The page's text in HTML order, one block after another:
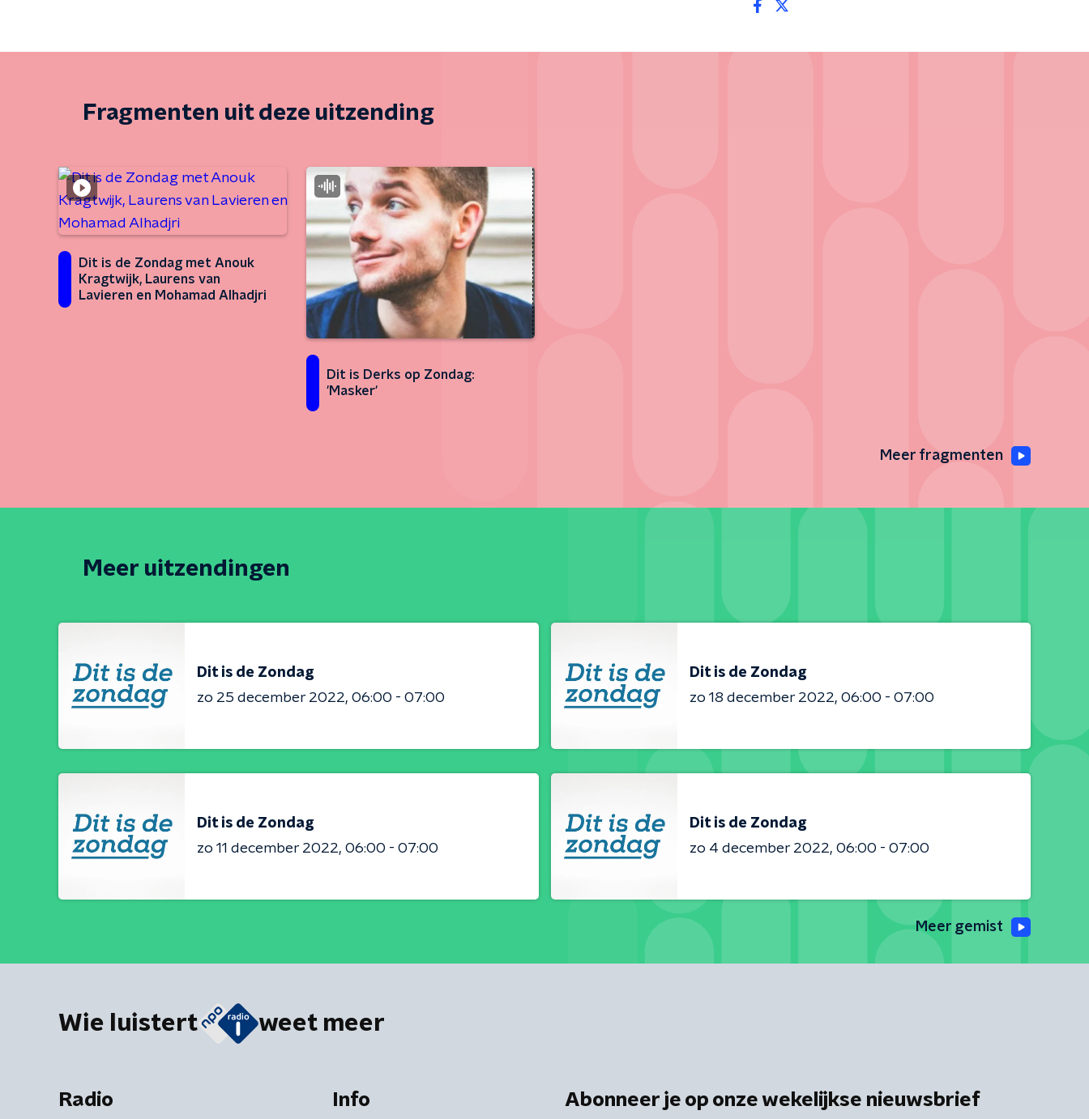
Fragmenten uit deze uitzending
Dit is de Zondag met Anouk
Kragtwijk, Laurens van
Lavieren en Mohamad Alhadjri
Dit is Derks op Zondag:
'Masker'
Meer fragmenten
Meer uitzendingen
Dit is de Zondag
zo 25 december 2022 06:00 - 07:00
Dit is de Zondag
zo 18 december 2022 06:00 - 07:00
Dit is de Zondag
zo 11 december 2022 06:00 - 07:00
Dit is de Zondag
zo 4 december 2022 06:00 - 07:00
Meer gemist
Wie luistert weet meer
Radio Info Abonneer je op onze wekelijkse nieuwsbrief